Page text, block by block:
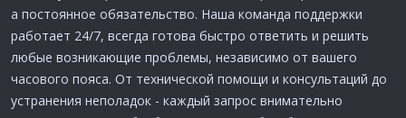
а постоянное обязательство. Наша команда поддержки
работает 24/7, всегда готова быстро ответить и решить
любые возникающие проблемы, независимо от вашего
часового пояса. От технической помощи и консультаций до
устранения неполадок - каждый запрос внимательно